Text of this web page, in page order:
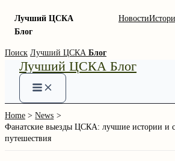
Лучший ЦСКА
Блог
Новости
Skip
content
Поиск Лучший ЦСКА Блог
Лучший ЦСКА Блог
Home
News
Фанатские выезды ЦСКА: лучшие истории и
путешествия